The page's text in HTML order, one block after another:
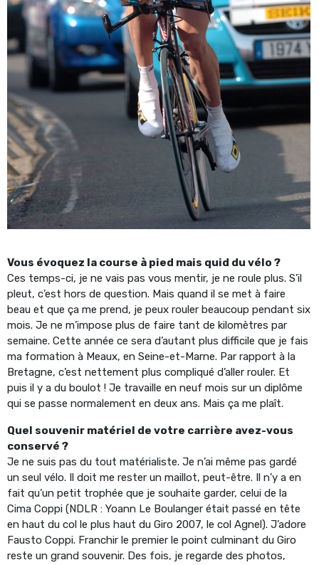
Vous évoquez la course à pied mais quid du vélo ?
Ces temps-ci, je ne vais pas vous mentir, je ne roule plus. S’il
pleut, c’est hors de question. Mais quand il se met à faire
beau et que ça me prend, je peux rouler beaucoup pendant six
mois. Je ne m’impose plus de faire tant de kilomètres par
semaine. Cette année ce sera d’autant plus difficile que je fais
ma formation à Meaux, en Seine-et-Marne. Par rapport à la
Bretagne, c’est nettement plus compliqué d’aller rouler. Et
puis il y a du boulot ! Je travaille en neuf mois sur un diplôme
qui se passe normalement en deux ans. Mais ça me plaît.
Quel souvenir matériel de votre carrière avez-vous
conservé ?
Je ne suis pas du tout matérialiste. Je n’ai même pas gardé
un seul vélo. Il doit me rester un maillot, peut-être. Il n’y a en
fait qu’un petit trophée que je souhaite garder, celui de la
Cima Coppi (NDLR : Yoann Le Boulanger était passé en tête
en haut du col le plus haut du Giro 2007, le col Agnel). J’adore
Fausto Coppi. Franchir le premier le point culminant du Giro
reste un grand souvenir. Des fois, je regarde des photos,